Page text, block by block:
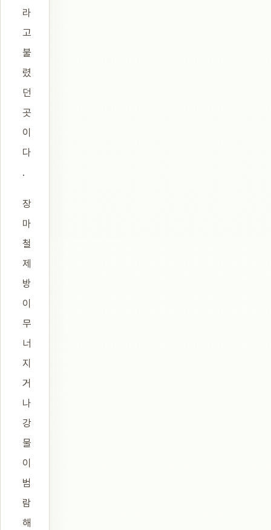
라
고
불
렸
던
곳
이
다
.
장
마
철
제
방
이
무
너
지
거
나
강
물
이
범
람
해